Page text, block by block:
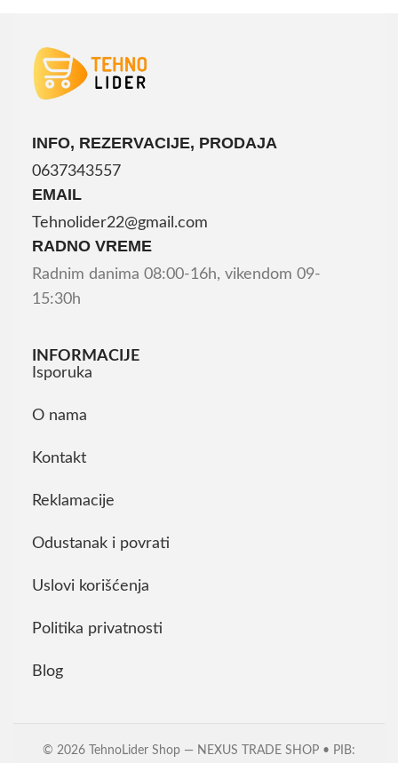
INFO, REZERVACIJE, PRODAJA
0637343557
EMAIL
Tehnolider22@gmail.com
RADNO VREME
Radnim danima 08:00-16h, vikendom 09-
15:30h
INFORMACIJE
Isporuka
O nama
Kontakt
Reklamacije
Odustanak i povrati
Uslovi korišćenja
Politika privatnosti
Blog
© 2026 TehnoLider Shop — NEXUS TRADE SHOP • PIB: